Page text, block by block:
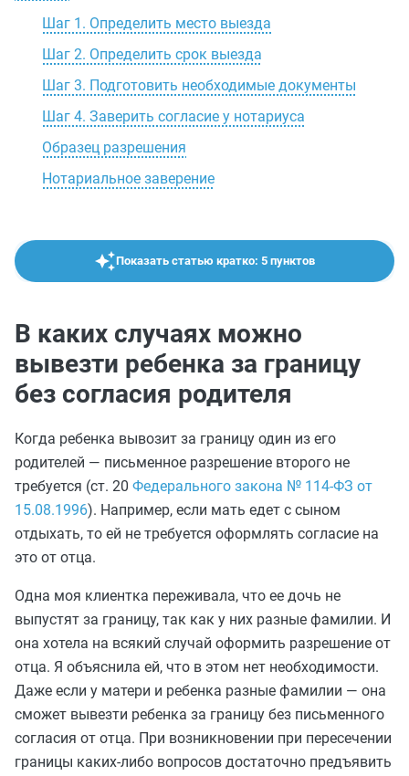
Шаг 1. Определить место выезда
Шаг 2. Определить срок выезда
Шаг 3. Подготовить необходимые документы
Шаг 4. Заверить согласие у нотариуса
Образец разрешения
Нотариальное заверение
Показать статью кратко: 5 пунктов
В каких случаях можно
вывезти ребенка за границу
без согласия родителя
Когда ребенка вывозит за границу один из его
родителей — письменное разрешение второго не
требуется (ст. 20 Федерального закона № 114-ФЗ от
15.08.1996). Например, если мать едет с сыном
отдыхать, то ей не требуется оформлять согласие на
это от отца.
Одна моя клиентка переживала, что ее дочь не
выпустят за границу, так как у них разные фамилии. И
она хотела на всякий случай оформить разрешение от
отца. Я объяснила ей, что в этом нет необходимости.
Даже если у матери и ребенка разные фамилии — она
сможет вывезти ребенка за границу без письменного
согласия от отца. При возникновении при пересечении
границы каких-либо вопросов достаточно предъявить